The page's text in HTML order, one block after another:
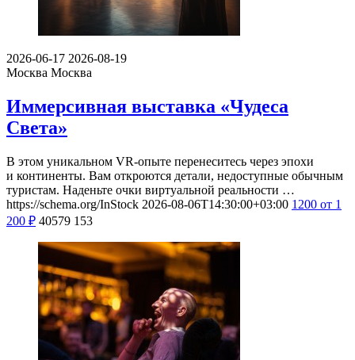
2026-06-17 2026-08-19
Москва Москва
Иммерсивная выставка «Чудеса
Света»
В этом уникальном VR-опыте перенеситесь через эпохи
и континенты. Вам откроются детали, недоступные обычным
туристам. Наденьте очки виртуальной реальности …
https://schema.org/InStock 2026-08-06T14:30:00+03:00 1200 от 1
200 ₽ 40579 153